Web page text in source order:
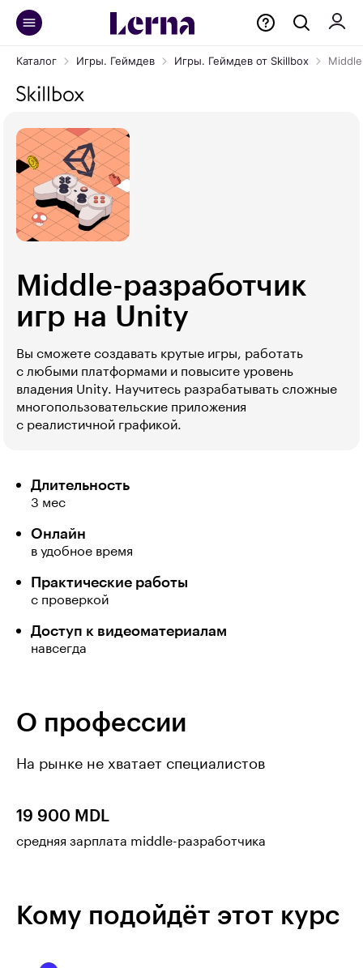
Каталог Игры. Геймдев Игры. Геймдев от Skillbox
Middle-разработчик
игр на Unity
Вы сможете создавать крутые игры, работать
с любыми платформами и повысите уровень
владения Unity. Научитесь разрабатывать сложные
многопользовательские приложения
с реалистичной графикой.
Длительность
3 мес
Онлайн
в удобное время
Практические работы
с проверкой
Доступ к видеоматериалам
навсегда
О профессии
На рынке не хватает специалистов
19 900 MDL
средняя зарплата middle-разработчика
Кому подойдёт этот курс